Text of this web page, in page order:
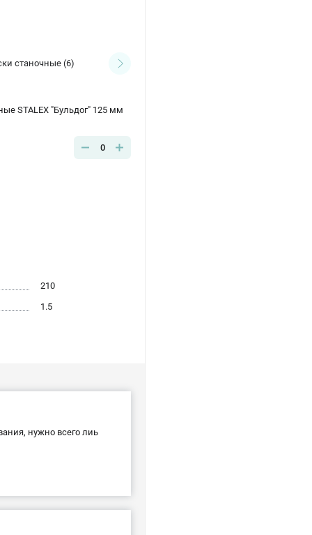
станочные(6)
STALEX "Бульдог" 125 мм
0
210
1.5
нужно всего лиь